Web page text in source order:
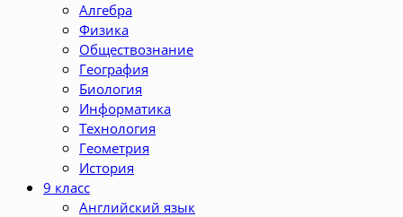
Алгебра
Физика
Обществознание
География
Биология
Информатика
Технология
Геометрия
История
9 класс
Английский язык